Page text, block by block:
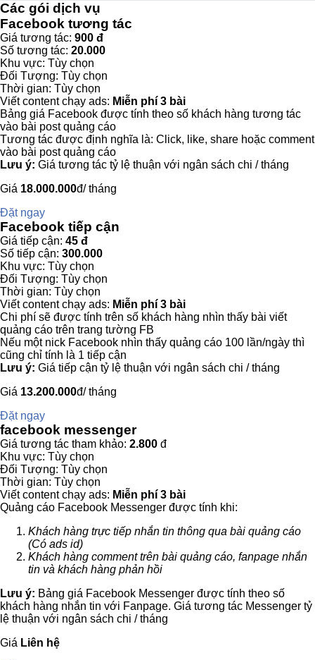
Các gói dịch vụ
Facebook tương tác
Giá tương tác: 900 đ
Số tương tác: 20.000
Khu vực: Tùy chọn
Đối Tượng: Tùy chọn
Thời gian: Tùy chọn
Viết content chạy ads: Miễn phí 3 bài
Bảng giá Facebook được tính theo số khách hàng tương tác
vào bài post quảng cáo
Tương tác được định nghĩa là: Click, like, share hoặc comment
vào bài post quảng cáo
Lưu ý: Giá tương tác tỷ lệ thuận với ngân sách chi / tháng
Giá 18.000.000đ/ tháng
Đặt ngay
Facebook tiếp cận
Giá tiếp cận: 45 đ
Số tiếp cận: 300.000
Khu vực: Tùy chọn
Đối Tượng: Tùy chọn
Thời gian: Tùy chọn
Viết content chạy ads: Miễn phí 3 bài
Chi phí sẽ được tính trên số khách hàng nhìn thấy bài viết
quảng cáo trên trang tường FB
Nếu một nick Facebook nhìn thấy quảng cáo 100 lần/ngày thì
cũng chỉ tính là 1 tiếp cận
Lưu ý: Giá tiếp cận tỷ lệ thuận với ngân sách chi / tháng
Giá 13.200.000đ/ tháng
Đặt ngay
facebook messenger
Giá tương tác tham khảo: 2.800 đ
Khu vực: Tùy chọn
Đối Tượng: Tùy chọn
Thời gian: Tùy chọn
Viết content chạy ads: Miễn phí 3 bài
Quảng cáo Facebook Messenger được tính khi:
Khách hàng trực tiếp nhắn tin thông qua bài quảng cáo
(Có ads id)
Khách hàng comment trên bài quảng cáo, fanpage nhắn
tin và khách hàng phản hồi
Lưu ý: Bảng giá Facebook Messenger được tính theo số
khách hàng nhắn tin với Fanpage. Giá tương tác Messenger tỷ
lệ thuận với ngân sách chi / tháng
Giá Liên hệ